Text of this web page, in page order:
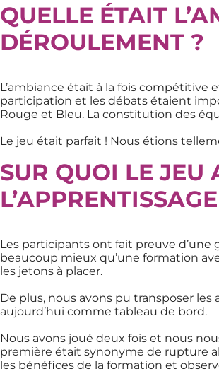
QUELLE ÉTAIT
DÉROULEMENT ?
L’ambiance était à la fois compétitive
participation et les débats étaient
Rouge et Bleu. La constitution des
Le jeu était parfait ! Nous étions
SUR QUOI LE JEU
Les participants ont fait preuve
beaucoup mieux qu’une formation
les jetons à placer.
De plus, nous avons pu transposer
aujourd’hui comme tableau de bord.
Nous avons joué deux fois et nous
première était synonyme de rupture
les bénéfices de la formation et